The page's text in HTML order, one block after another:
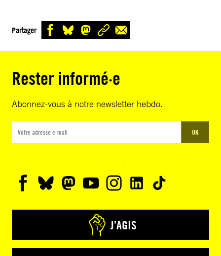
Partager
Rester informé·e
Abonnez-vous à notre newsletter hebdo.
OK
J’AGIS